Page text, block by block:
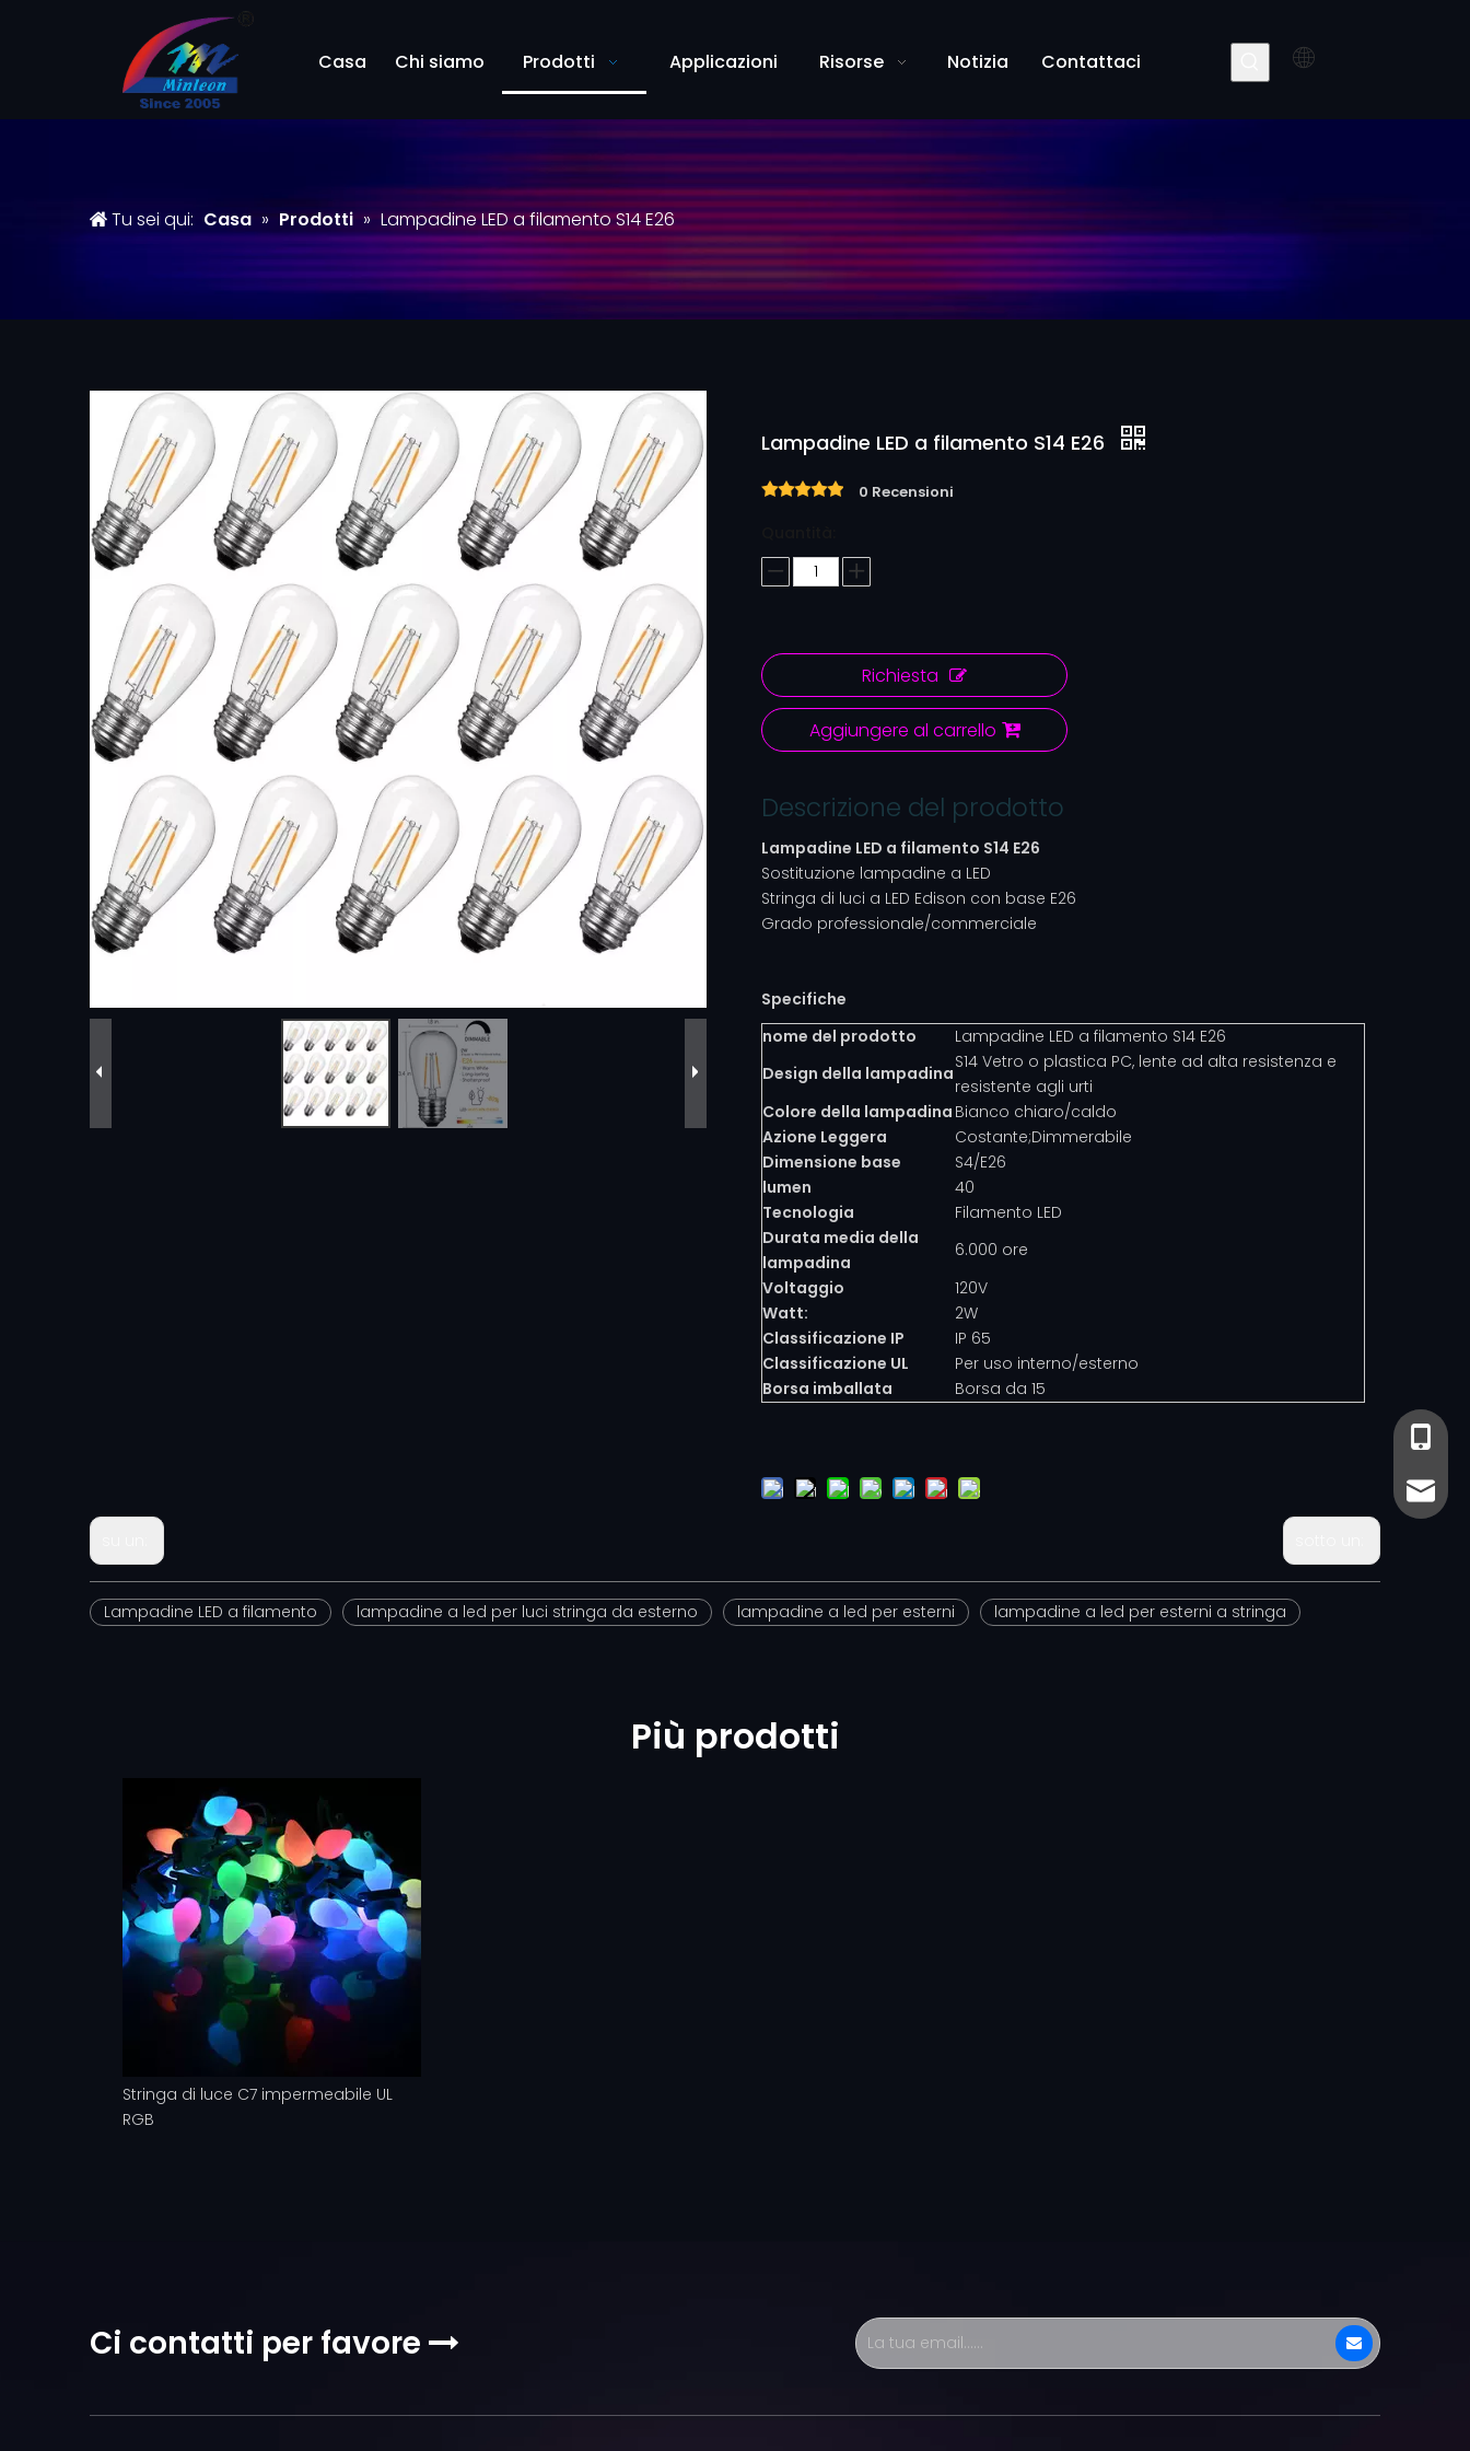
Casa Chi siamo Prodotti Applicazioni Risorse Notizia Contattaci
Tu sei qui: Casa » Prodotti » Lampadine LED a filamento S14 E26
Lampadine LED a filamento S14 E26
0 Recensioni
Richiesta
Aggiungere al carrello
Descrizione del prodotto
Lampadine LED a filamento S14 E26
Sostituzione lampadine a LED
Stringa di luci a LED Edison con base E26
Grado professionale/commerciale
Specifiche
nome del prodotto
Lampadine LED a filamento S14 E26
Design della lampadina
S14 Vetro o plastica PC, lente ad alta resistenza e
resistente agli urti
Colore della lampadina Bianco chiaro/caldo
Azione Leggera
Costante;Dimmerabile
Dimensione base
S4/E26
lumen
40
Tecnologia
Filamento LED
Durata media della
lampadina
6.000 ore
Voltaggio
120V
Watt:
2W
Classificazione IP
IP 65
Classificazione UL
Per uso interno/esterno
Borsa imballata
Borsa da 15
Lampadine LED a filamento lampadine a led per luci stringa da esterno lampadine a led per esterni lampadine a led per esterni a stringa
Più prodotti
Stringa di luce C7 impermeabile UL
RGB
+86-
Ci contatti per favore 
+86-